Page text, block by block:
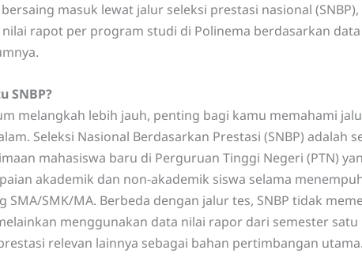
masuk lewat jalur seleksi prestasi nasional
nilai rapot per program studi di Polinema berdasarkan
SNBP?
melangkah lebih jauh, penting bagi kamu memahami
Seleksi Nasional Berdasarkan Prestasi (SNBP) adalah
mahasiswa baru di Perguruan Tinggi Negeri (PTN)
akademik dan non-akademik siswa selama
SMA/SMK/MA. Berbeda dengan jalur tes, SNBP tidak
menggunakan data nilai rapor dari semester satu
relevan lainnya sebagai bahan pertimbangan utama.